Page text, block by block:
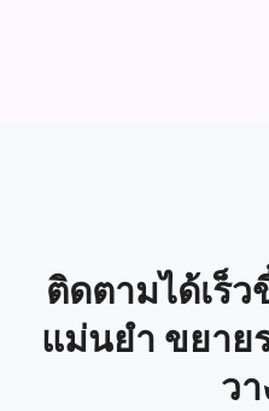
ติดตามได้เร็ว
แม่นยำ ขยาย
ว